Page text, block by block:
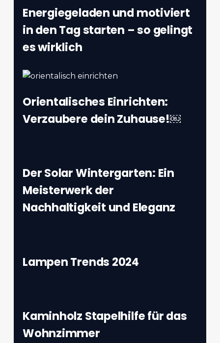
Energiegeladen und motiviert
in den Tag starten – so gelingt
es wirklich
Orientalisches Einrichten:
Verzaubere dein Zuhause!￼
Der Solar Wintergarten: Ein
Meisterwerk der
Nachhaltigkeit und Eleganz
Lampen Trends 2024
Kaminholz Stapelhilfe für das
Wohnzimmer